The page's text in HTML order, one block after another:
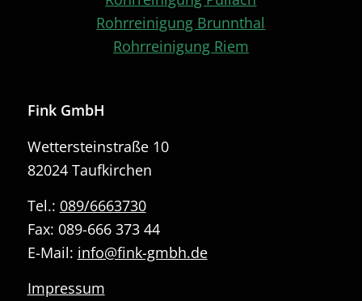
Rohrreinigung Brunnthal
Rohrreinigung Riem
Fink GmbH
Wettersteinstraße 10
82024 Taufkirchen
Tel.: 089/6663730
Fax: 089-666 373 44
E-Mail: info@fink-gmbh.de
Impressum